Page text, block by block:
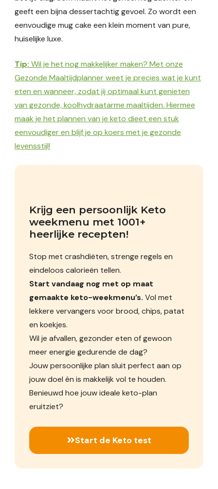
geeft een bijna dessertachtig gevoel. Zo wordt een
eenvoudige mug cake een klein moment van pure,
huiselijke luxe.
Tip: Wil je het nog makkelijker maken? Met onze
Gezonde Maaltijdplanner weet je precies wat je kunt
eten en wanneer, zodat jij optimaal kunt genieten
van gezonde, koolhydraatarme maaltijden. Hiermee
maak je het plannen van je keto dieet een stuk
eenvoudiger en blijf je op koers met je gezonde
levensstijl!
Krijg een persoonlijk Keto
weekmenu met 1001+
heerlijke recepten!
Stop met crashdiëten, strenge regels en
eindeloos calorieën tellen.
Start vandaag nog met op maat
gemaakte keto-weekmenu’s. Vol met
lekkere vervangers voor brood, chips, patat
en koekjes.
Wil je afvallen, gezonder eten of gewoon
meer energie gedurende de dag?
Jouw persoonlijke plan sluit perfect aan op
jouw doel én is makkelijk vol te houden.
Benieuwd hoe jouw ideale keto-plan
eruitziet?
Start de Keto test